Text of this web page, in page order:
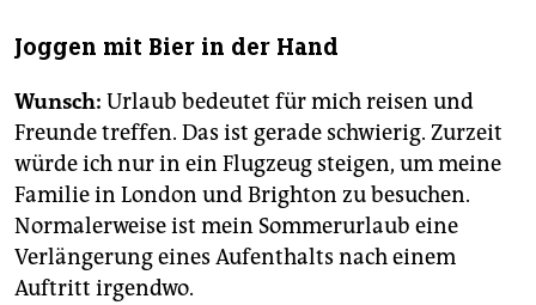
Joggen mit Bier in der Hand
Wunsch: Urlaub bedeutet für mich reisen und
Freunde treffen. Das ist gerade schwierig. Zurzeit
würde ich nur in ein Flugzeug steigen, um meine
Familie in London und Brighton zu besuchen.
Normalerweise ist mein Sommerurlaub eine
Verlängerung eines Aufenthalts nach einem
Auftritt irgendwo.